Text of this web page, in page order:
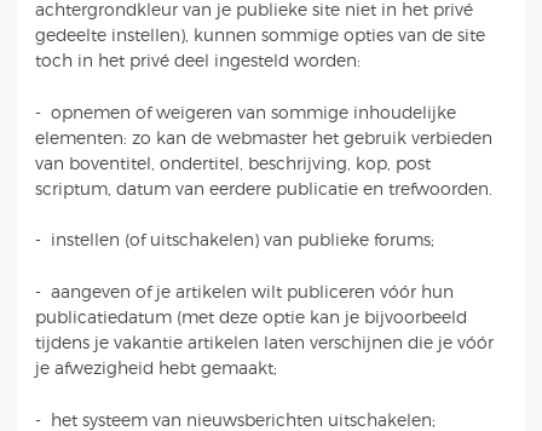
achtergrondkleur van je publieke site niet in het privé
gedeelte instellen), kunnen sommige opties van de site
toch in het privé deel ingesteld worden:
- opnemen of weigeren van sommige inhoudelijke
elementen: zo kan de webmaster het gebruik verbieden
van boventitel, ondertitel, beschrijving, kop, post
scriptum, datum van eerdere publicatie en trefwoorden.
- instellen (of uitschakelen) van publieke forums;
- aangeven of je artikelen wilt publiceren vóór hun
publicatiedatum (met deze optie kan je bijvoorbeeld
tijdens je vakantie artikelen laten verschijnen die je vóór
je afwezigheid hebt gemaakt;
- het systeem van nieuwsberichten uitschakelen;